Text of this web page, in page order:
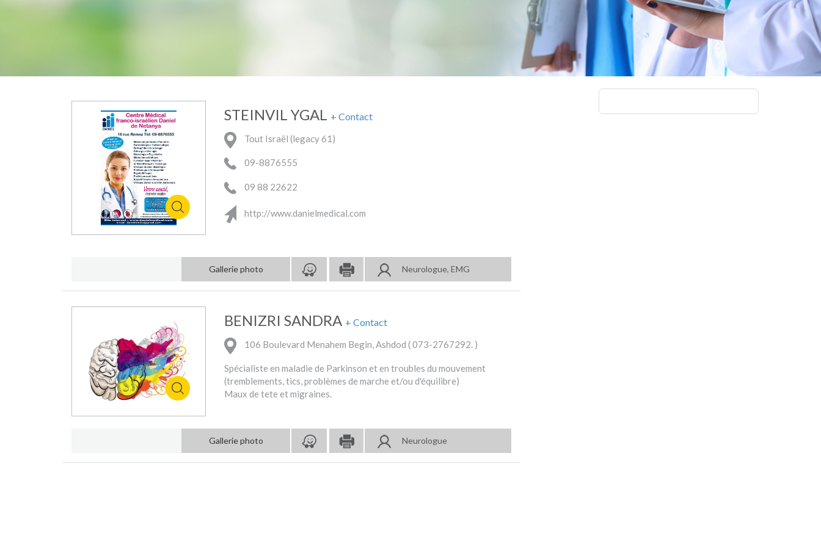
STEINVIL YGAL + Contact
Tout Israël (legacy 61)
09-8876555
09 88 22622
http://www.danielmedical.com
Gallerie photo Neurologue, EMG
BENIZRI SANDRA + Contact
106 Boulevard Menahem Begin, Ashdod (073-2767292. )
Spécialiste en maladie de Parkinson et en troubles du mouvement
(tremblements, tics, problèmes de marche et/ou d'équilibre)
Maux de tete et migraines.
Gallerie photo Neurologue